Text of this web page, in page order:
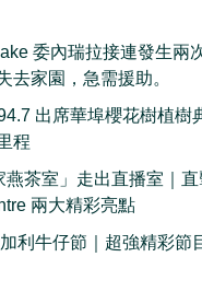
委內瑞拉接連發生兩
去家園，急需援助。
出席華埠櫻花樹植
程
燕茶室」走出直播室｜
兩大精彩亮點
利牛仔節｜超強精彩節